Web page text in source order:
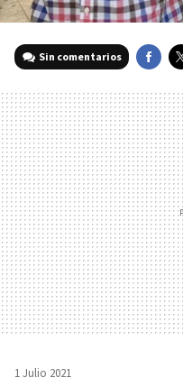
Sin comentarios
1 Julio 2021